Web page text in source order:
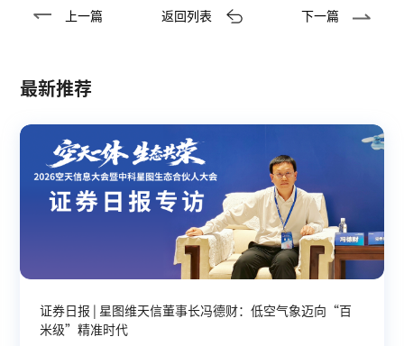
上一篇 返回列表 下一篇
最新推荐
证券日报 | 星图维天信董事长冯德财：低空气象迈向“百
米级”精准时代